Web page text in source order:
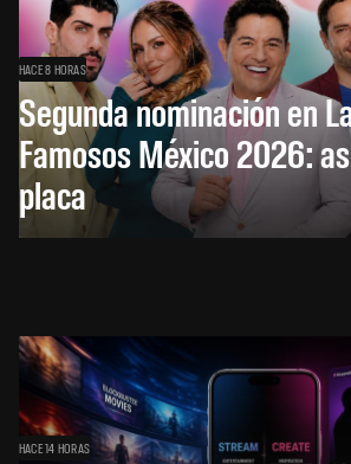
HACE 8 HORAS
Segunda nominación en
Famosos México 2026:
placa
HACE 14 HORAS